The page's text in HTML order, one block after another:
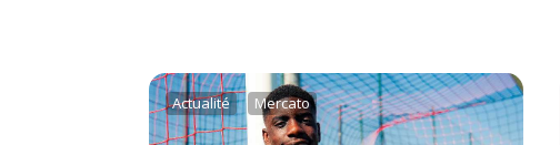
Actualité Mercato